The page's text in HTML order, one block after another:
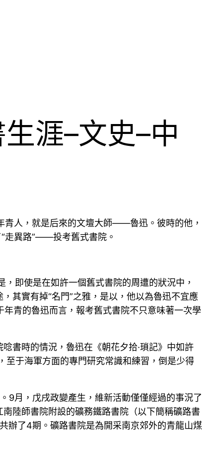
涯–文史–中
青人，就是后來的文壇大師——魯迅。彼時的他，
走異路”——投考舊式書院。
即使是在如許一個舊式書院的周遭的狀況中，
其實有掉“名門”之雅，是以，他以為魯迅不宜應
年青的魯迅而言，報考舊式書院不只意味著一次學
書時的情況，魯迅在《朝花夕拾·瑣記》中如許
至于海軍方面的專門研究常識和練習，倒是少得
9月，戊戌政變產生，維新活動僅僅經過的事況了
陸師書院附設的礦務鐵路書院（以下簡稱礦路書
辦了4期。礦路書院是為開采南京郊外的青龍山煤